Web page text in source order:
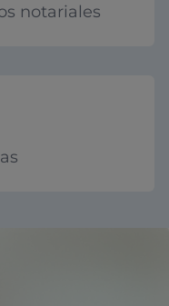
notariales